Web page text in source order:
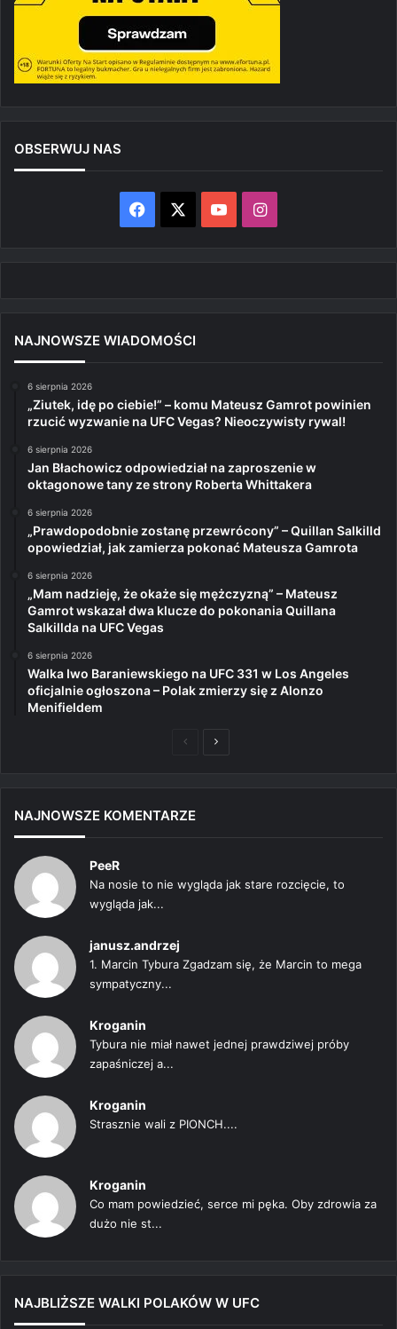
OBSERWUJ NAS
Facebook YouTubeInstagram
NAJNOWSZE WIADOMOŚCI
6 sierpnia 2026
„Ziutek, idę po ciebie!” – komu Mateusz Gamrot powinien
rzucić wyzwanie na UFC Vegas? Nieoczywisty rywal!
6 sierpnia 2026
Jan Błachowicz odpowiedział na zaproszenie w
oktagonowe tany ze strony Roberta Whittakera
6 sierpnia 2026
„Prawdopodobnie zostanę przewrócony” – Quillan Salkilld
opowiedział, jak zamierza pokonać Mateusza Gamrota
6 sierpnia 2026
„Mam nadzieję, że okaże się mężczyzną” – Mateusz
Gamrot wskazał dwa klucze do pokonania Quillana
Salkillda na UFC Vegas
6 sierpnia 2026
Walka Iwo Baraniewskiego na UFC 331 w Los Angeles
oficjalnie ogłoszona – Polak zmierzy się z Alonzo
Menifieldem
PoprzedniaNastępna
NAJNOWSZE KOMENTARZE
PeeR
Na nosie to nie wygląda jak stare rozcięcie, to
wygląda jak...
janusz.andrzej
1. Marcin Tybura Zgadzam się, że Marcin to mega
sympatyczny...
Kroganin
Tybura nie miał nawet jednej prawdziwej próby
zapaśniczej a...
Kroganin
Strasznie wali z PIONCH....
Kroganin
Co mam powiedzieć, serce mi pęka. Oby zdrowia za
dużo nie st...
NAJBLIŻSZE WALKI POLAKÓW W UFC